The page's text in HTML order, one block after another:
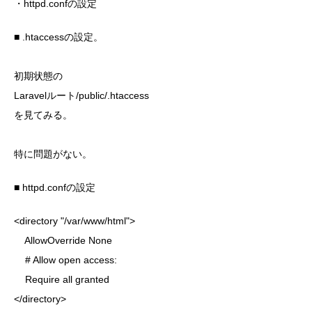
・httpd.confの設定
■ .htaccessの設定。
初期状態の
Laravelルート/public/.htaccess
を見てみる。
特に問題がない。
■ httpd.confの設定
<directory "/var/www/html">
AllowOverride None
# Allow open access:
Require all granted
</directory>